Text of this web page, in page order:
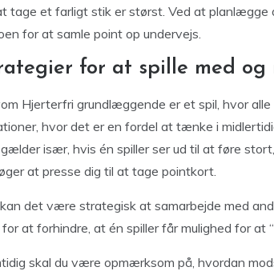
tage et farligt stik er størst. Ved at planlægge
for at samle point op undervejs.
for at spille med og
Hjerterfri grundlæggende er et spil, hvor
hvor det er en fordel at tænke i
især, hvis én spiller ser ud til at føre
at presse dig til at tage pointkort.
det være strategisk at samarbejde med
for at forhindre, at én spiller får mulighed for at
skal du være opmærksom på, hvordan